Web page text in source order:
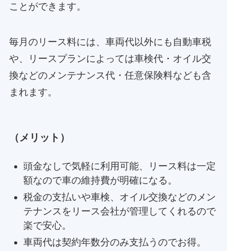
ことができます。
毎月のリース料には、車両代以外にも自動車税
や、リースプランによっては車検代・オイル交
換などのメンテナンス代・任意保険料なども含
まれます。
（メリット）
頭金なしで気軽に利用可能、リース料は一定
額なので車の維持費が明確になる。
税金の支払いや車検、オイル交換などのメン
テナンスをリース会社が管理してくれるので
楽で安心。
車両代は契約年数分のみ支払うのでお得。